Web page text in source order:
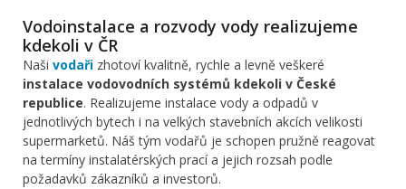
Vodoinstalace a rozvody vody realizujeme
kdekoli v ČR
Naši vodaři zhotoví kvalitně, rychle a levně veškeré
instalace vodovodních systémů kdekoli v České
republice. Realizujeme instalace vody a odpadů v
jednotlivých bytech i na velkých stavebních akcích velikosti
supermarketů. Náš tým vodařů je schopen pružně reagovat
na termíny instalatérských prací a jejich rozsah podle
požadavků zákazníků a investorů.